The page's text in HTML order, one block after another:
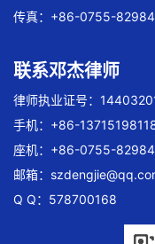
传真：+86-0755-
联系邓杰律师
律师执业证号：
手机：+86-
座机：+86-0755-
邮箱：
Q Q：578700168